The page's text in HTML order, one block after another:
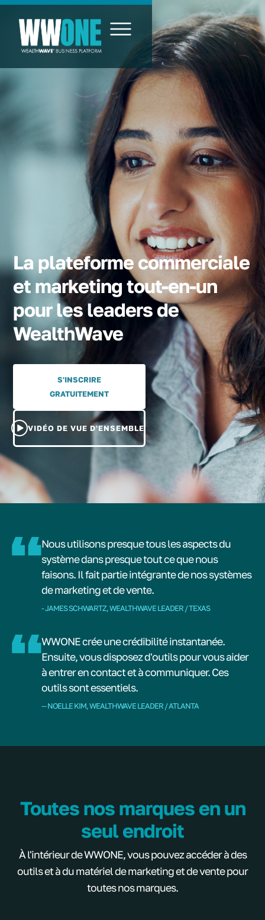
La plateforme commerciale
et marketing tout-en-un
pour les leaders de
WealthWave
S'INSCRIRE
GRATUITEMENT
VIDÉO DE VUE D'ENSEMBLE
Nous utilisons presque tous les aspects du
système dans presque tout ce que nous
faisons. Il fait partie intégrante de nos systèmes
de marketing et de vente.
- JAMES SCHWARTZ, WEALTHWAVE LEADER / TEXAS
WWONE crée une crédibilité instantanée.
Ensuite, vous disposez d'outils pour vous aider
à entrer en contact et à communiquer. Ces
outils sont essentiels.
-- NOELLE KIM, WEALTHWAVE LEADER / ATLANTA
Toutes nos marques en un
seul endroit
À l'intérieur de WWONE, vous pouvez accéder à des
outils et à du matériel de marketing et de vente pour
toutes nos marques.